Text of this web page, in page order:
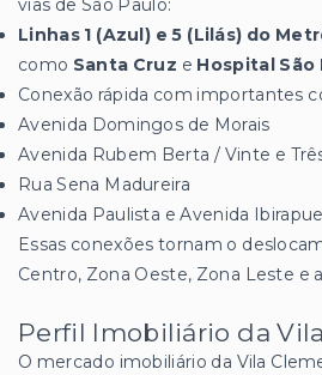
vias de São Paulo:
Linhas 1 (Azul) e 5 (Lilás) do
como Santa Cruz e Hospital São
Conexão rápida com importantes
Avenida Domingos de Morais
Avenida Rubem Berta / Vinte e
Rua Sena Madureira
Avenida Paulista e Avenida
Essas conexões tornam o
Centro, Zona Oeste, Zona Leste e
Perfil Imobiliário da
O mercado imobiliário da Vila